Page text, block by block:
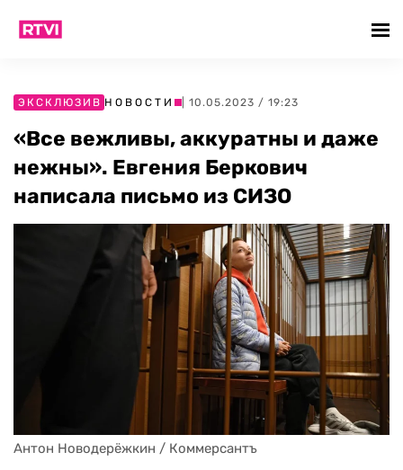
ЭКСКЛЮЗИВ НОВОСТИ | 10.05.2023 / 19:23
«Все вежливы, аккуратны и даже
нежны». Евгения Беркович
написала письмо из СИЗО
Антон Новодерёжкин / Коммерсантъ